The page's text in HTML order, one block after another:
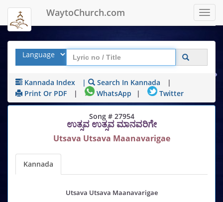
WaytoChurch.com
Kannada Index | Search In Kannada
|
Print Or PDF
| WhatsApp | Twitter
Song # 27954
ಉತ್ಸವ ಉತ್ಸವ ಮಾನವರಿಗೇ
Utsava Utsava Maanavarigae
Kannada
Utsava Utsava Maanavarigae